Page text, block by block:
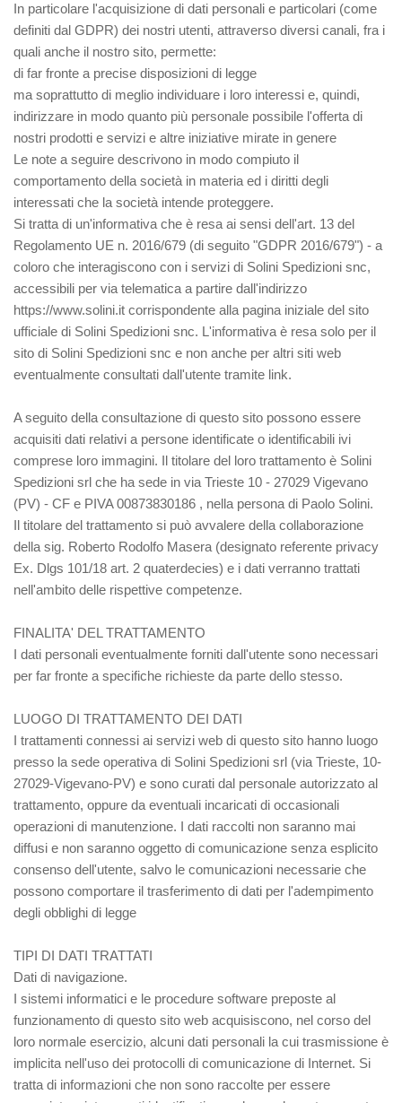
In particolare l'acquisizione di dati personali e particolari (come
definiti dal GDPR) dei nostri utenti, attraverso diversi canali, fra i
quali anche il nostro sito, permette:
di far fronte a precise disposizioni di legge
ma soprattutto di meglio individuare i loro interessi e, quindi,
indirizzare in modo quanto più personale possibile l'offerta di
nostri prodotti e servizi e altre iniziative mirate in genere
Le note a seguire descrivono in modo compiuto il
comportamento della società in materia ed i diritti degli
interessati che la società intende proteggere.
Si tratta di un'informativa che è resa ai sensi dell'art. 13 del
Regolamento UE n. 2016/679 (di seguito "GDPR 2016/679") - a
coloro che interagiscono con i servizi di Solini Spedizioni snc,
accessibili per via telematica a partire dall'indirizzo
https://www.solini.it corrispondente alla pagina iniziale del sito
ufficiale di Solini Spedizioni snc. L'informativa è resa solo per il
sito di Solini Spedizioni snc e non anche per altri siti web
eventualmente consultati dall'utente tramite link.
A seguito della consultazione di questo sito possono essere
acquisiti dati relativi a persone identificate o identificabili ivi
comprese loro immagini. Il titolare del loro trattamento è Solini
Spedizioni srl che ha sede in via Trieste 10 - 27029 Vigevano
(PV) - CF e PIVA 00873830186 , nella persona di Paolo Solini.
Il titolare del trattamento si può avvalere della collaborazione
della sig. Roberto Rodolfo Masera (designato referente privacy
Ex. Dlgs 101/18 art. 2 quaterdecies) e i dati verranno trattati
nell'ambito delle rispettive competenze.
FINALITA' DEL TRATTAMENTO
I dati personali eventualmente forniti dall'utente sono necessari
per far fronte a specifiche richieste da parte dello stesso.
LUOGO DI TRATTAMENTO DEI DATI
I trattamenti connessi ai servizi web di questo sito hanno luogo
presso la sede operativa di Solini Spedizioni srl (via Trieste, 10-
27029-Vigevano-PV) e sono curati dal personale autorizzato al
trattamento, oppure da eventuali incaricati di occasionali
operazioni di manutenzione. I dati raccolti non saranno mai
diffusi e non saranno oggetto di comunicazione senza esplicito
consenso dell'utente, salvo le comunicazioni necessarie che
possono comportare il trasferimento di dati per l'adempimento
degli obblighi di legge
TIPI DI DATI TRATTATI
Dati di navigazione.
I sistemi informatici e le procedure software preposte al
funzionamento di questo sito web acquisiscono, nel corso del
loro normale esercizio, alcuni dati personali la cui trasmissione è
implicita nell'uso dei protocolli di comunicazione di Internet. Si
tratta di informazioni che non sono raccolte per essere